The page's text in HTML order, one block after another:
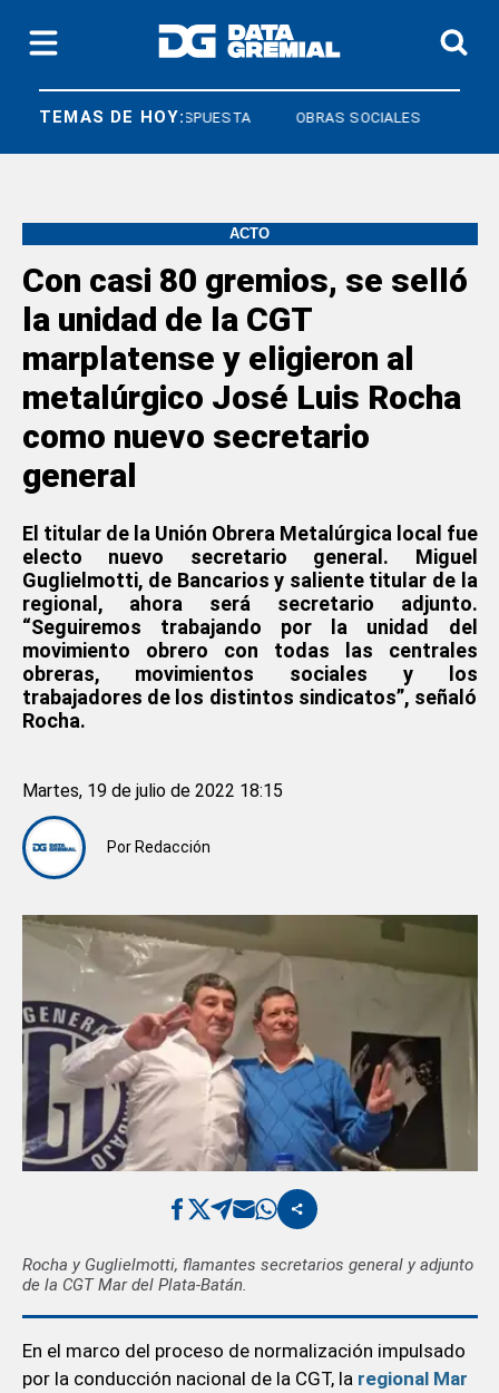
TEMAS DE HOY:
A RESPUESTA OBRAS SOCIALES
ACTO
Con casi 80 gremios, se selló
la unidad de la CGT
marplatense y eligieron al
metalúrgico José Luis Rocha
como nuevo secretario
general
El titular de la Unión Obrera Metalúrgica local fue
electo nuevo secretario general. Miguel
Guglielmotti, de Bancarios y saliente titular de la
regional, ahora será secretario adjunto.
“Seguiremos trabajando por la unidad del
movimiento obrero con todas las centrales
obreras, movimientos sociales y los
trabajadores de los distintos sindicatos”, señaló
Rocha.
Por Redacción
Martes, 19 de julio de 2022 18:15
Rocha y Guglielmotti, flamantes secretarios general y adjunto
de la CGT Mar del Plata-Batán.
En el marco del proceso de normalización impulsado
por la conducción nacional de la CGT, la regional Mar